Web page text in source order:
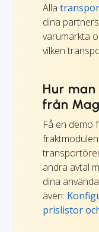
Alla
dina
varumärkta
vilken
Hur
från
Få en demo
andra avtal
dina
även:
prislistor